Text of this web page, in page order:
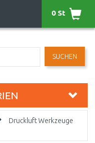
SUCHEN
0 St
Druckluft Werkzeuge